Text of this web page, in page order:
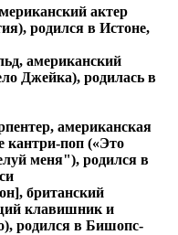
актер
родился в Истоне,
американский
Джейка), родилась в
американская
кантри-поп («Это
меня"), родился в
британский
клавишник и
родился в Бишопс-